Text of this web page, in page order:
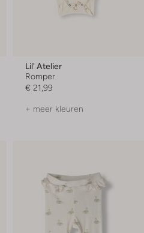
Lil' Atelier
Romper
€ 21,99
+ meer kleuren